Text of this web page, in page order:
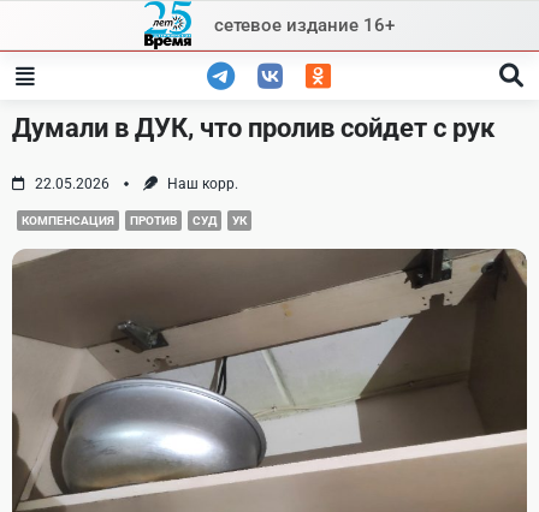
content
сетевое издание 16+
Думали в ДУК, что пролив сойдет с рук
22.05.2026 Наш корр.
КОМПЕНСАЦИЯ ПРОТИВ СУД УК